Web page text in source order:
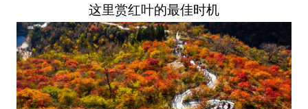
这里赏红叶的最佳时机